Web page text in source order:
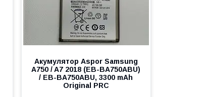
Акумулятор Aspor Samsung
A750 / A7 2018 (EB-BA750ABU)
/ EB-BA750ABU, 3300 mAh
Original PRC